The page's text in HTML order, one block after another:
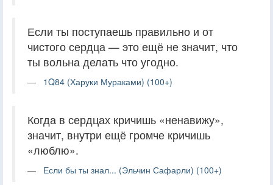
Если ты поступаешь правильно и от
чистого сердца — это ещё не значит, что
ты вольна делать что угодно.
1Q84 (Харуки Мураками) (100+)
Когда в сердцах кричишь «ненавижу»,
значит, внутри ещё громче кричишь
«люблю».
Если бы ты знал... (Эльчин Сафарли) (100+)